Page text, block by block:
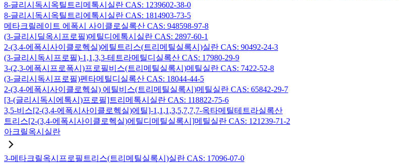
8-글리시독시옥틸트리메톡시실란 CAS: 1239602-38-0
8-글리시독시옥틸트리에톡시실란 CAS: 1814903-73-5
메타크릴레이트 에폭시 사이클로실록산 CAS: 948598-97-8
(3-글리시딜옥시프로필)메틸디에톡시실란 CAS: 2897-60-1
2-(3,4-에폭시사이클로헥실)에틸트리스(트리메틸실록시)실란 CAS: 90492-24-3
(3-글리시독시프로필)-1,1,3,3-테트라메틸디실록산 CAS: 17980-29-9
3-(2,3-에폭시프로폭시)프로필비스(트리메틸실록시)메틸실란 CAS: 7422-52-8
(3-글리시독시프로필)펜타메틸디실록산 CAS: 18044-44-5
2-(3,4-에폭시사이클로헥실) 에틸비스(트리메틸실록시)메틸실란 CAS: 65842-29-7
[3-(글리시독시에톡시)프로필]트리메톡시실란 CAS: 118822-75-6
3,5-비스[2-(3,4-에폭시사이클로헥실)에틸]-1,1,1,3,5,7,7,7-옥타메틸테트라실록산
트리스[2-(3,4-에폭시사이클로헥실)에틸디메틸실록시]메틸실란 CAS: 121239-71-2
아크릴옥시실란
3-메타크릴옥시프로필트리스(트리메틸실록시)실란 CAS: 17096-07-0